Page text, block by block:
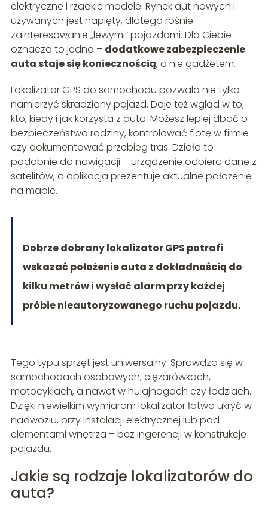
elektryczne i rzadkie modele. Rynek aut nowych i
używanych jest napięty, dlatego rośnie
zainteresowanie „lewymi” pojazdami. Dla Ciebie
oznacza to jedno – dodatkowe zabezpieczenie
auta staje się koniecznością, a nie gadżetem.
Lokalizator GPS do samochodu pozwala nie tylko
namierzyć skradziony pojazd. Daje też wgląd w to,
kto, kiedy i jak korzysta z auta. Możesz lepiej dbać o
bezpieczeństwo rodziny, kontrolować flotę w firmie
czy dokumentować przebieg tras. Działa to
podobnie do nawigacji – urządzenie odbiera dane z
satelitów, a aplikacja prezentuje aktualne położenie
na mapie.
Dobrze dobrany lokalizator GPS potrafi
wskazać położenie auta z dokładnością do
kilku metrów i wysłać alarm przy każdej
próbie nieautoryzowanego ruchu pojazdu.
Tego typu sprzęt jest uniwersalny. Sprawdza się w
samochodach osobowych, ciężarówkach,
motocyklach, a nawet w hulajnogach czy łodziach.
Dzięki niewielkim wymiarom lokalizator łatwo ukryć w
nadwoziu, przy instalacji elektrycznej lub pod
elementami wnętrza – bez ingerencji w konstrukcję
pojazdu.
Jakie są rodzaje lokalizatorów do
auta?